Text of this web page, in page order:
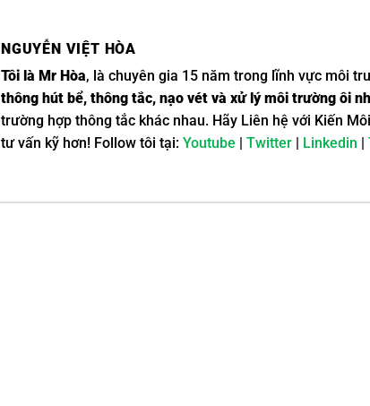
NGUYỄN VIỆT HÒA
Tôi là Mr Hòa, là chuyên gia 15 năm trong lĩnh vực môi
thông hút bể, thông tắc, nạo vét và xử lý môi trường ôi
trường hợp thông tắc khác nhau. Hãy Liên hệ với Kiến
tư vấn kỹ hơn! Follow tôi tại: Youtube Twitter Linkedin